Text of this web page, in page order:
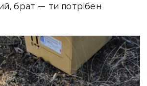
брат — ти потрібен